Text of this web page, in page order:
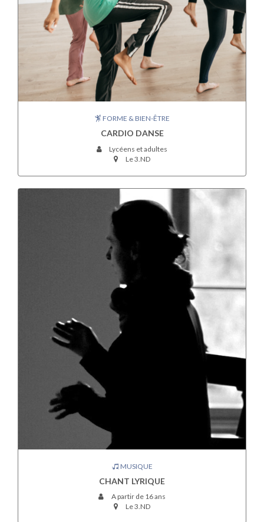
FORME & BIEN-ÊTRE
CARDIO DANSE
Lycéens et adultes
Le 3.ND
MUSIQUE
CHANT LYRIQUE
A partir de 16 ans
Le 3.ND